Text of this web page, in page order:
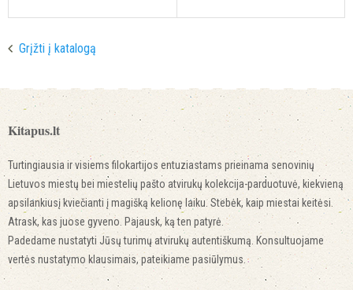
Grįžti į katalogą
Kitapus.lt
Turtingiausia ir visiems filokartijos entuziastams prieinama senovinių
Lietuvos miestų bei miestelių pašto atvirukų kolekcija-parduotuvė, kiekvieną
apsilankiusį kviečianti į magišką kelionę laiku. Stebėk, kaip miestai keitėsi.
Atrask, kas juose gyveno. Pajausk, ką ten patyrė.
Padedame nustatyti Jūsų turimų atvirukų autentiškumą. Konsultuojame
vertės nustatymo klausimais, pateikiame pasiūlymus.